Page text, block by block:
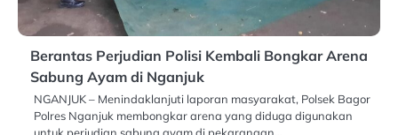
Berantas Perjudian Polisi Kembali Bongkar Arena
Sabung Ayam di Nganjuk
NGANJUK – Menindaklanjuti laporan masyarakat, Polsek Bagor
Polres Nganjuk membongkar arena yang diduga digunakan